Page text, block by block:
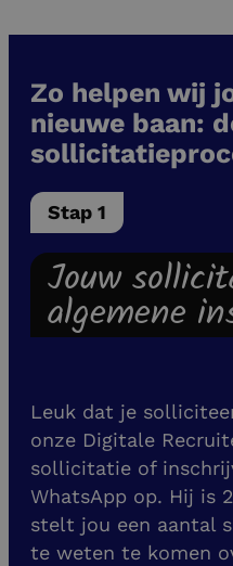
Zo helpen wij
nieuwe baan:
Stap 1
Jouw
algemene
Leuk dat je
onze Digitale
sollicitatie of
WhatsApp op. Hij is
stelt jou een aantal
te weten te komen